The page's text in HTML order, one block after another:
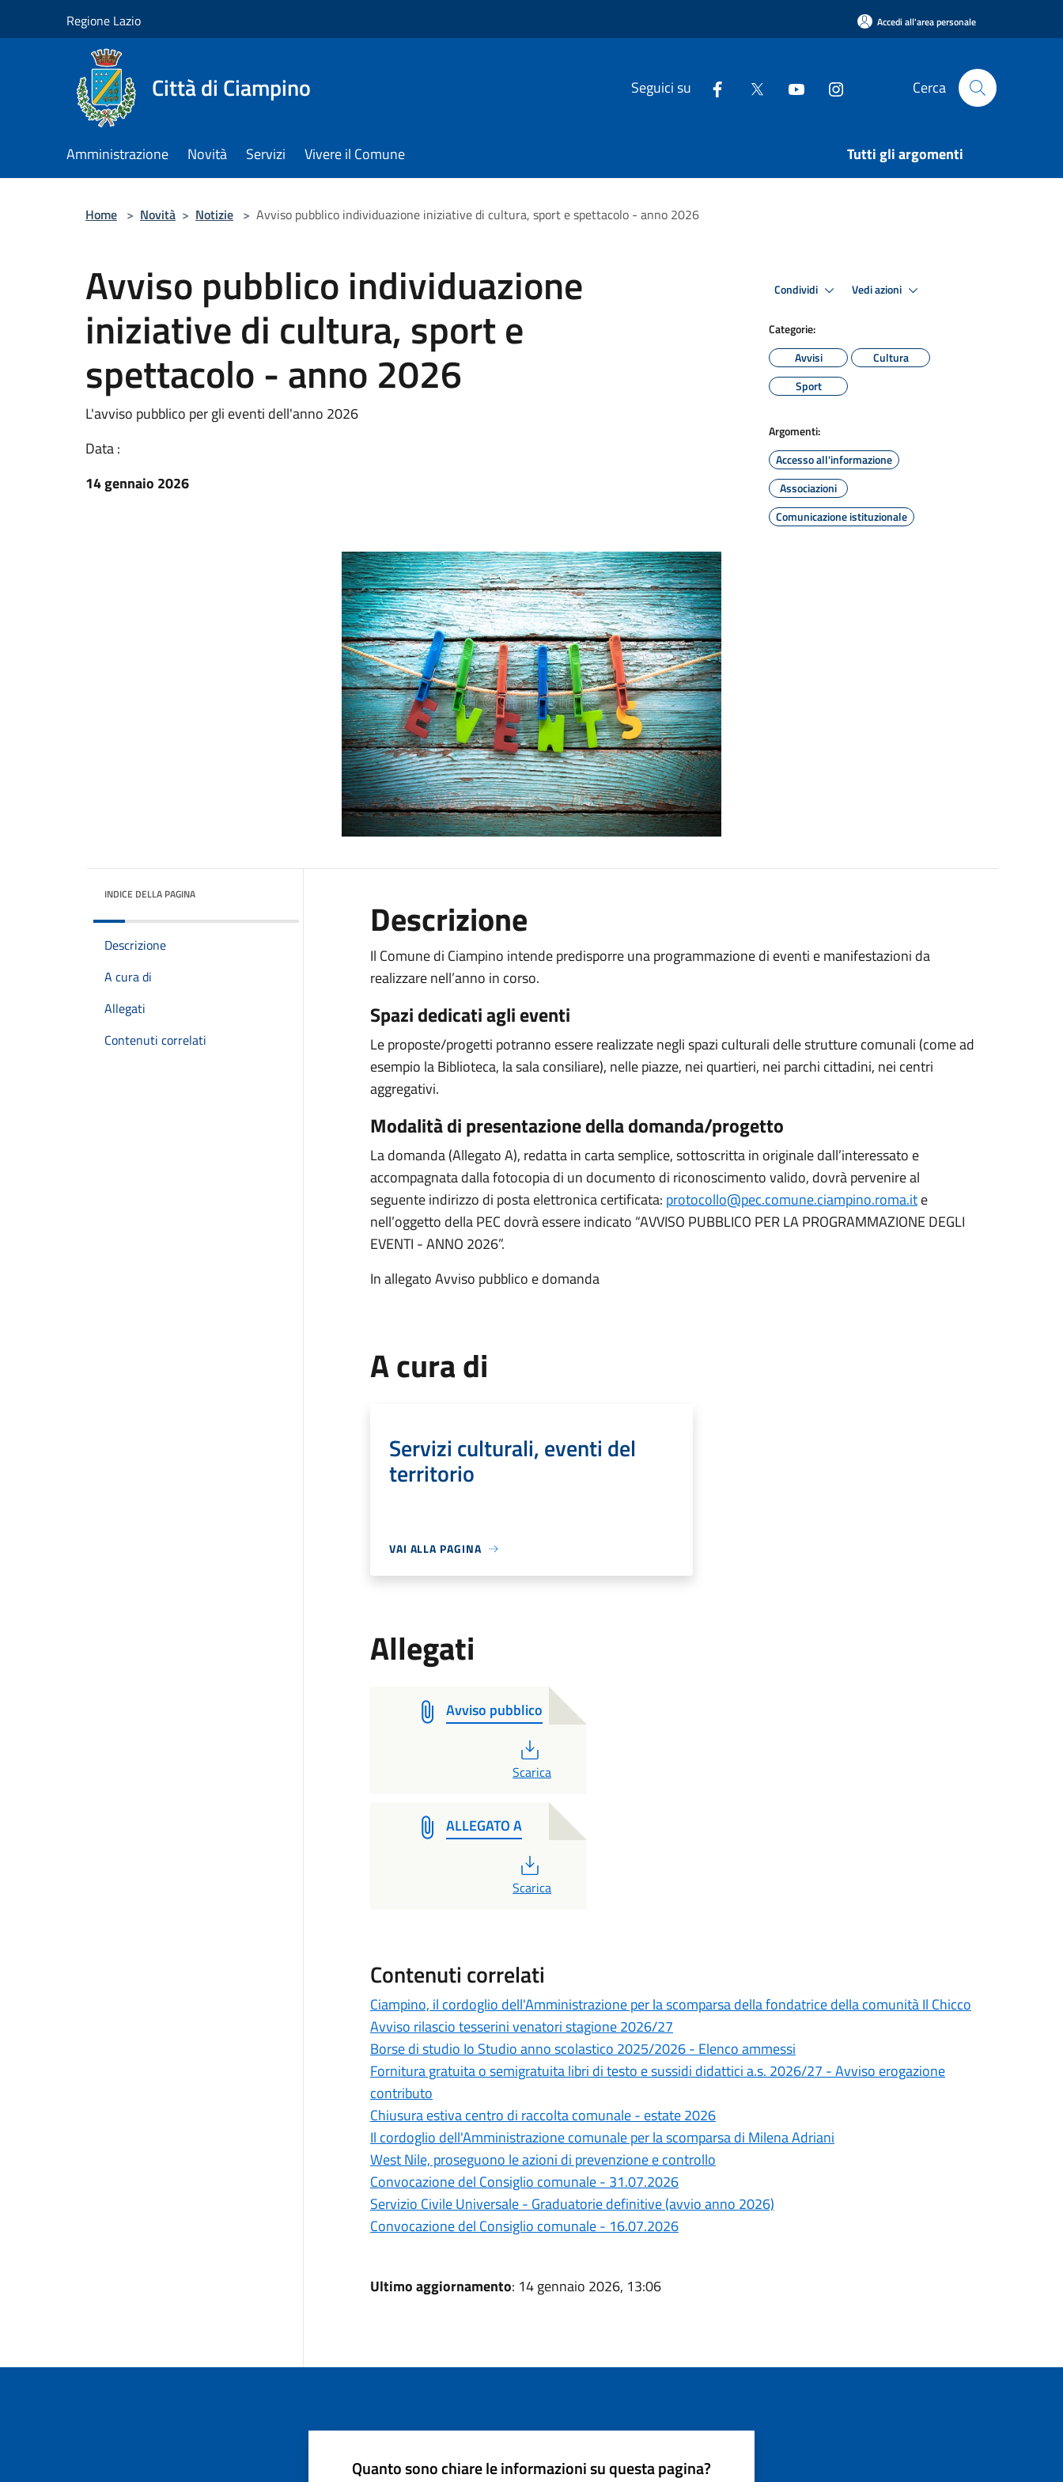
Regione Lazio Accedi all'area personale
Città di Ciampino Seguici su Cerca
Amministrazione Novità Servizi Vivere il Comune Tutti gli argomenti
Home > Novità > Notizie > Avviso pubblico individuazione iniziative di cultura, sport e spettacolo - anno 2026
Avviso pubblico individuazione
iniziative di cultura, sport e
spettacolo - anno 2026
L'avviso pubblico per gli eventi dell'anno 2026
Data :
14 gennaio 2026
Condividi Vedi azioni
Categorie:
Avvisi
Cultura
Sport
Argomenti:
Accesso all'informazione
Associazioni
Comunicazione istituzionale
INDICE DELLA PAGINA
Descrizione
A cura di
Allegati
Contenuti correlati
Descrizione
Il Comune di Ciampino intende predisporre una programmazione di eventi e manifestazioni da
realizzare nell’anno in corso.
Spazi dedicati agli eventi
Le proposte/progetti potranno essere realizzate negli spazi culturali delle strutture comunali (come ad
esempio la Biblioteca, la sala consiliare), nelle piazze, nei quartieri, nei parchi cittadini, nei centri
aggregativi.
Modalità di presentazione della domanda/progetto
La domanda (Allegato A), redatta in carta semplice, sottoscritta in originale dall’interessato e
accompagnata dalla fotocopia di un documento di riconoscimento valido, dovrà pervenire al
seguente indirizzo di posta elettronica certificata: protocollo@pec.comune.ciampino.roma.ite
nell’oggetto della PEC dovrà essere indicato “AVVISO PUBBLICO PER LA PROGRAMMAZIONE DEGLI
EVENTI - ANNO 2026”.
In allegato Avviso pubblico e domanda
A cura di
Servizi culturali, eventi del
territorio
VAI ALLA PAGINA
Allegati
Avviso pubblico
Scarica
ALLEGATO A
Scarica
Contenuti correlati
Ciampino, il cordoglio dell'Amministrazione per la scomparsa della fondatrice della comunità Il Chicco
Avviso rilascio tesserini venatori stagione 2026/27
Borse di studio Io Studio anno scolastico 2025/2026 - Elenco ammessi
Fornitura gratuita o semigratuita libri di testo e sussidi didattici a.s. 2026/27 - Avviso erogazione
contributo
Chiusura estiva centro di raccolta comunale - estate 2026
Il cordoglio dell'Amministrazione comunale per la scomparsa di Milena Adriani
West Nile, proseguono le azioni di prevenzione e controllo
Convocazione del Consiglio comunale - 31.07.2026
Servizio Civile Universale - Graduatorie definitive (avvio anno 2026)
Convocazione del Consiglio comunale - 16.07.2026
Ultimo aggiornamento: 14 gennaio 2026, 13:06
Quanto sono chiare le informazioni su questa pagina?